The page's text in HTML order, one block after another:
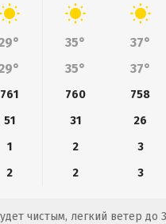
35° 37°
35° 37°
761 760 758
51 31 26
1 2 3
2 2 3
чистым, легкий ветер до